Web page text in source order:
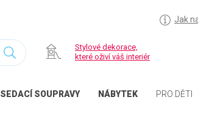
Jak
Stylové dekorace,
které oživí váš interiér
SEDACÍ SOUPRAVY NÁBYTEK PRO DĚTI